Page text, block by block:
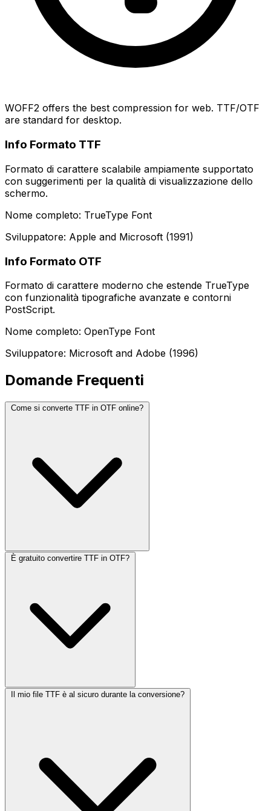
WOFF2 offers the best compression for web. TTF/OTF
are standard for desktop.
Info Formato TTF
Formato di carattere scalabile ampiamente supportato
con suggerimenti per la qualità di visualizzazione dello
schermo.
Nome completo: TrueType Font
Sviluppatore: Apple and Microsoft (1991)
Info Formato OTF
Formato di carattere moderno che estende TrueType
con funzionalità tipografiche avanzate e contorni
PostScript.
Nome completo: OpenType Font
Sviluppatore: Microsoft and Adobe (1996)
Domande Frequenti
Come si converte TTF in OTF online?
È gratuito convertire TTF in OTF?
Il mio file TTF è al sicuro durante la conversione?